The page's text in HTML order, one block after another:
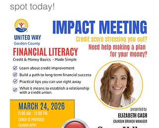
spot today!